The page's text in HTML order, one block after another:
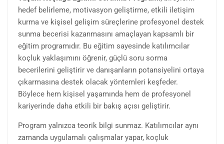
hedef belirleme, motivasyon geliştirme, etkili iletişim
kurma ve kişisel gelişim süreçlerine profesyonel destek
sunma becerisi kazanmasını amaçlayan kapsamlı bir
eğitim programıdır. Bu eğitim sayesinde katılımcılar
koçluk yaklaşımını öğrenir, güçlü soru sorma
becerilerini geliştirir ve danışanların potansiyelini ortaya
çıkarmasına destek olacak yöntemleri keşfeder.
Böylece hem kişisel yaşamında hem de profesyonel
kariyerinde daha etkili bir bakış açısı geliştirir.
Program yalnızca teorik bilgi sunmaz. Katılımcılar aynı
zamanda uygulamalı çalışmalar yapar, koçluk